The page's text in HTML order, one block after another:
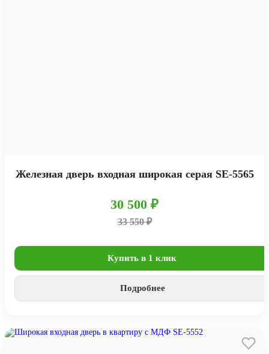
Железная дверь входная широкая серая SE-5565
30 500 ₽
33 550 ₽
Купить в 1 клик
Подробнее